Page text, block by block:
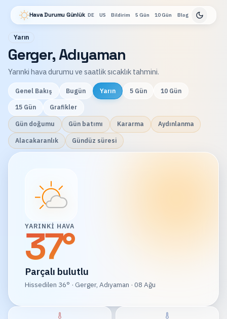
Hava Durumu Günlük DE US Bildirim 5 Gün 10 Gün Blog
Yarın
Gerger, Adıyaman
Yarınki hava durumu ve saatlik sıcaklık tahmini.
Genel Bakış Bugün Yarın 5 Gün 10 Gün
15 Gün Grafikler
Gün doğumu Gün batımı Kararma Aydınlanma
Alacakaranlık Gündüz süresi
YARINKI HAVA
37°
Parçalı bulutlu
Hissedilen 36° · Gerger, Adıyaman · 08 Ağu